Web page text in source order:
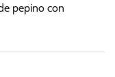
pepino con